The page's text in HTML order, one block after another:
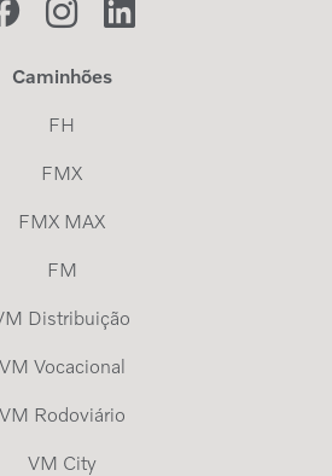
Caminhões
FH
FMX
FMX MAX
FM
Distribuição
VM Vocacional
VM Rodoviário
VM City